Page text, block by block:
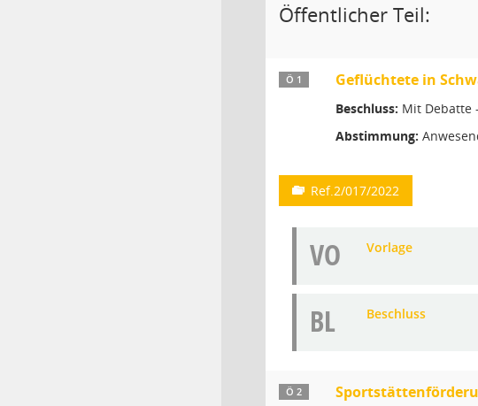
Öffentlicher Teil:
Ö 1 Geflüchtete in
Beschluss: Mit Debatte
Abstimmung:
Ref.2/017/2022
VO Vorlage
BL Beschluss
Ö 2